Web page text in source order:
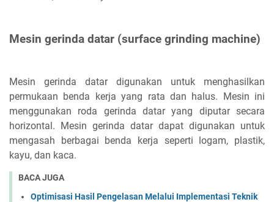
Mesin gerinda datar (surface grinding machine)
Mesin gerinda datar digunakan untuk menghasilkan
permukaan benda kerja yang rata dan halus. Mesin ini
menggunakan roda gerinda datar yang diputar secara
horizontal. Mesin gerinda datar dapat digunakan untuk
mengasah berbagai benda kerja seperti logam, plastik,
kayu, dan kaca.
BACA JUGA
Optimisasi Hasil Pengelasan Melalui Implementasi Teknik